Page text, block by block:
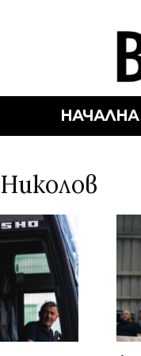
НАЧАЛНА